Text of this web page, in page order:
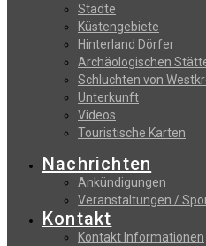
Stadte
Küstengebiete
Hinterland Dörfer
Archäologischen
Schluchten von
Unterkunft
Videos
Touristische Karten
Nachrichten
Ankündigungen
Veranstaltungen /
Kontakt
Kontakt Informationen